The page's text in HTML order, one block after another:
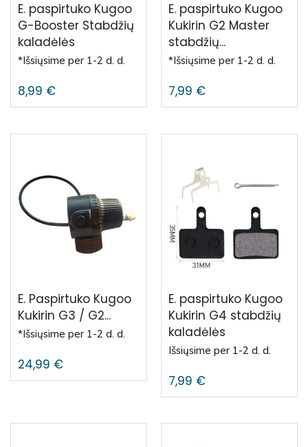
E. paspirtuko Kugoo
G-Booster Stabdžių
kaladėlės
*Išsiųsime per 1-2 d. d.
8,99 €
E. paspirtuko Kugoo
Kukirin G2 Master
stabdžių...
*Išsiųsime per 1-2 d. d.
7,99 €
E. Paspirtuko Kugoo
Kukirin G3 / G2...
*Išsiųsime per 1-2 d. d.
24,99 €
E. paspirtuko Kugoo
Kukirin G4 stabdžių
kaladėlės
Išsiųsime per 1-2 d. d.
7,99 €